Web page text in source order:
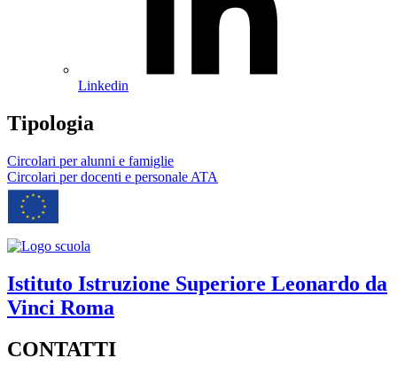
Linkedin
Tipologia
Circolari per alunni e famiglie
Circolari per docenti e personale ATA
Istituto Istruzione Superiore Leonardo da
Vinci Roma
CONTATTI